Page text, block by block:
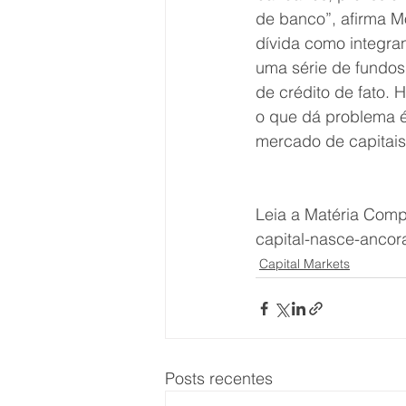
de banco”, afirma
dívida como
uma série de
de crédito de fato.
o que dá problema
mercado de
Leia a Matéria
capital-nasce-
Capital Markets
Posts recentes